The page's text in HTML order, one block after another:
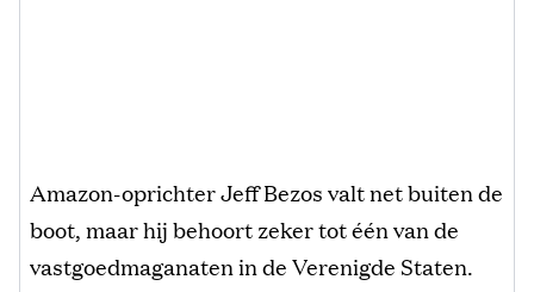
Amazon-oprichter Jeff Bezos valt net buiten de
boot, maar hij behoort zeker tot één van de
vastgoedmaganaten in de Verenigde Staten.